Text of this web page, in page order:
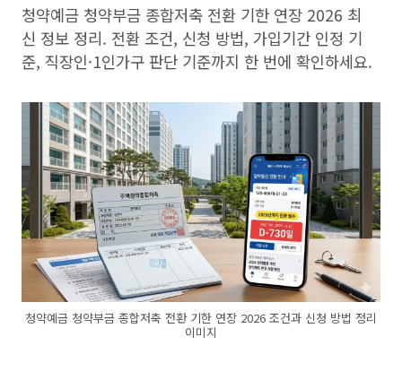
청약예금 청약부금 종합저축 전환 기한 연장 2026 최
신 정보 정리. 전환 조건, 신청 방법, 가입기간 인정 기
준, 직장인·1인가구 판단 기준까지 한 번에 확인하세요.
청약예금 청약부금 종합저축 전환 기한 연장 2026 조건과 신청 방법 정리
이미지